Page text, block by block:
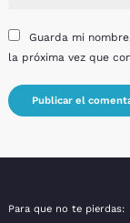
Guarda mi
la próxima vez que
Para que no te pierdas: